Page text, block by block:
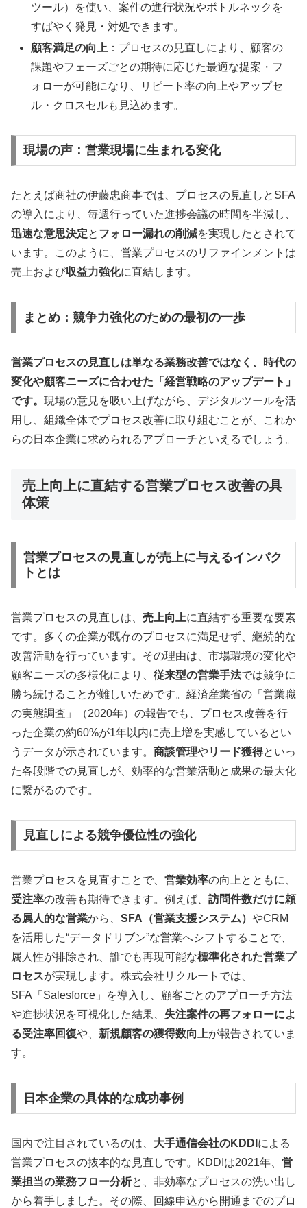
ツール）を使い、案件の進行状況やボトルネックを
すばやく発見・対処できます。
顧客満足の向上 ：プロセスの見直しにより、顧客の
課題やフェーズごとの期待に応じた最適な提案・フ
ォローが可能になり、リピート率の向上やアップセ
ル・クロスセルも見込めます。
現場の声：営業現場に生まれる変化
たとえば商社の伊藤忠商事では、プロセスの見直しとSFA
の導入により、毎週行っていた進捗会議の時間を半減し、
迅速な意思決定と フォロー漏れの削減を実現したとされて
います。このように、営業プロセスのリファインメントは
売上および収益力強化に直結します。
まとめ：競争力強化のための最初の一歩
営業プロセスの見直しは単なる業務改善ではなく、時代の
変化や顧客ニーズに合わせた「経営戦略のアップデート」
です。 現場の意見を吸い上げながら、デジタルツールを活
用し、組織全体でプロセス改善に取り組むことが、これか
らの日本企業に求められるアプローチといえるでしょう。
売上向上に直結する営業プロセス改善の具
体策
営業プロセスの見直しが売上に与えるインパク
トとは
営業プロセスの見直しは、 売上向上に直結する重要な要素
です。多くの企業が既存のプロセスに満足せず、継続的な
改善活動を行っています。その理由は、市場環境の変化や
顧客ニーズの多様化により、 従来型の営業手法では競争に
勝ち続けることが難しいためです。経済産業省の「営業職
の実態調査」（2020年）の報告でも、プロセス改善を行
った企業の約60%が1年以内に売上増を実感しているとい
うデータが示されています。 商談管理やリード獲得といっ
た各段階での見直しが、効率的な営業活動と成果の最大化
に繋がるのです。
見直しによる競争優位性の強化
営業プロセスを見直すことで、 営業効率の向上とともに、
受注率の改善も期待できます。例えば、 訪問件数だけに頼
る属人的な営業から、 SFA（営業支援システム） やCRM
を活用した“データドリブン”な営業へシフトすることで、
属人性が排除され、誰でも再現可能な標準化された営業プ
ロセスが実現します。株式会社リクルートでは、
SFA「Salesforce」を導入し、顧客ごとのアプローチ方法
や進捗状況を可視化した結果、 失注案件の再フォローによ
る受注率回復や、 新規顧客の獲得数向上が報告されていま
す。
日本企業の具体的な成功事例
国内で注目されているのは、 大手通信会社のKDDI による
営業プロセスの抜本的な見直しです。KDDIは2021年、 営
業担当の業務フロー分析と、非効率なプロセスの洗い出し
から着手しました。その際、回線申込から開通までのプロ